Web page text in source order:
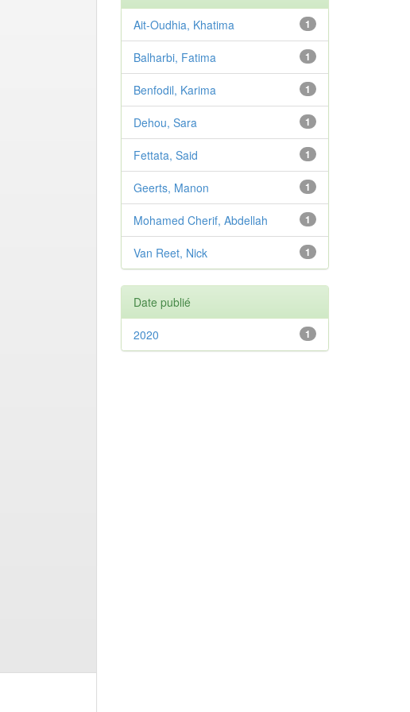
1
Ait-Oudhia, Khatima
1
Balharbi, Fatima
1
Benfodil, Karima
1
Dehou, Sara
1
Fettata, Said
1
Geerts, Manon
1
Mohamed Cherif, Abdellah
1
Van Reet, Nick
Date publié
1
2020